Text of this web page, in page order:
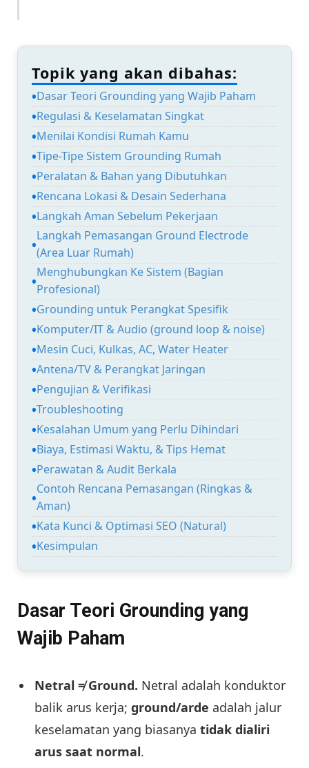
Topik yang akan dibahas:
Dasar Teori Grounding yang Wajib Paham
Regulasi & Keselamatan Singkat
Menilai Kondisi Rumah Kamu
Tipe-Tipe Sistem Grounding Rumah
Peralatan & Bahan yang Dibutuhkan
Rencana Lokasi & Desain Sederhana
Langkah Aman Sebelum Pekerjaan
Langkah Pemasangan Ground Electrode
(Area Luar Rumah)
Menghubungkan Ke Sistem (Bagian
Profesional)
Grounding untuk Perangkat Spesifik
Komputer/IT & Audio (ground loop & noise)
Mesin Cuci, Kulkas, AC, Water Heater
Antena/TV & Perangkat Jaringan
Pengujian & Verifikasi
Troubleshooting
Kesalahan Umum yang Perlu Dihindari
Biaya, Estimasi Waktu, & Tips Hemat
Perawatan & Audit Berkala
Contoh Rencana Pemasangan (Ringkas &
Aman)
Kata Kunci & Optimasi SEO (Natural)
Kesimpulan
Dasar Teori Grounding yang
Wajib Paham
Netral ≠ Ground. Netral adalah konduktor
balik arus kerja; ground/arde adalah jalur
keselamatan yang biasanya tidak dialiri
arus saat normal.